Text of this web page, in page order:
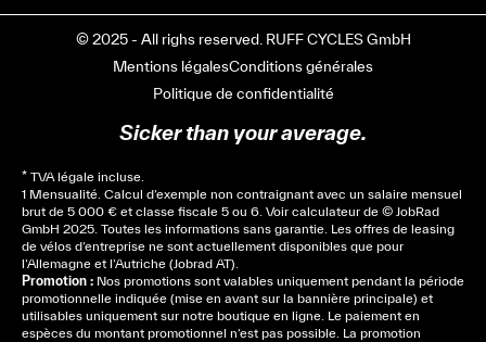
© 2025 - All righs reserved. RUFF CYCLES GmbH
Mentions légalesConditions générales
Politique de confidentialité
Sicker than your average.
* TVA légale incluse.
1 Mensualité. Calcul d’exemple non contraignant avec un salaire mensuel
brut de 5 000 € et classe fiscale 5 ou 6. Voir calculateur de © JobRad
GmbH 2025. Toutes les informations sans garantie. Les offres de leasing
de vélos d’entreprise ne sont actuellement disponibles que pour
l’Allemagne et l’Autriche (Jobrad AT).
Promotion : Nos promotions sont valables uniquement pendant la période
promotionnelle indiquée (mise en avant sur la bannière principale) et
utilisables uniquement sur notre boutique en ligne. Le paiement en
espèces du montant promotionnel n’est pas possible. La promotion